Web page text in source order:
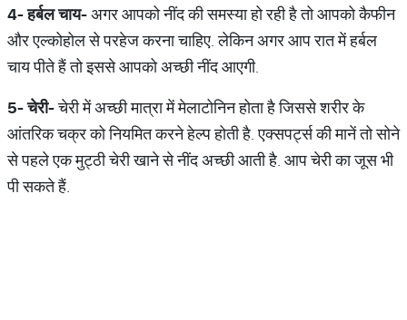
4-हर्बलचाय-अगर आपको नींद की समस्या हो रही है तो आपको कैफीन
और एल्कोहोल से परहेज करना चाहिए. लेकिन अगर आप रात में हर्बल
चाय पीते हैं तो इससे आपको अच्छी नींद आएगी.
5-चेरी-चेरी में अच्छी मात्रा में मेलाटोनिन होता है जिससे शरीर के
आंतरिक चक्र को नियमित करने हेल्प होती है. एक्सपर्ट्स की मानें तो सोने
से पहले एक मुट्ठी चेरी खाने से नींद अच्छी आती है. आप चेरी का जूस भी
पी सकते हैं.